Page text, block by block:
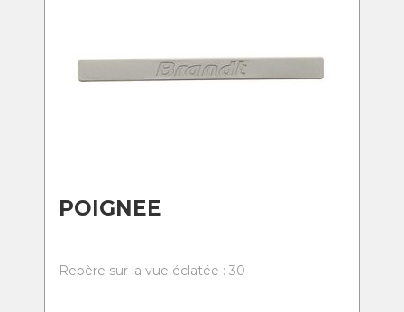
POIGNEE
Repère sur la vue éclatée : 30